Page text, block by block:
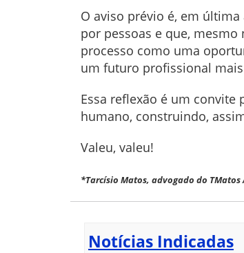
O aviso prévio é, em
por pessoas e que,
processo como uma
um futuro profissional
Essa reflexão é um convite
humano, construindo,
Valeu, valeu!
*Tarcísio Matos, advogado do
Notícias Indicadas